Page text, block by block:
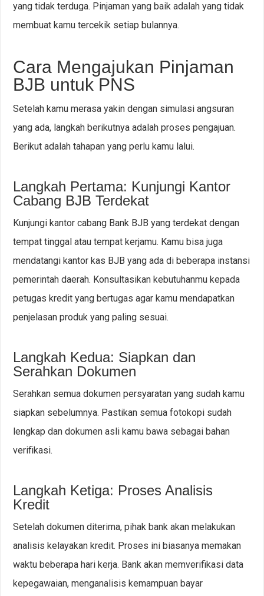
yang tidak terduga. Pinjaman yang baik adalah yang tidak
membuat kamu tercekik setiap bulannya.
Cara Mengajukan Pinjaman
BJB untuk PNS
Setelah kamu merasa yakin dengan simulasi angsuran
yang ada, langkah berikutnya adalah proses pengajuan.
Berikut adalah tahapan yang perlu kamu lalui.
Langkah Pertama: Kunjungi Kantor
Cabang BJB Terdekat
Kunjungi kantor cabang Bank BJB yang terdekat dengan
tempat tinggal atau tempat kerjamu. Kamu bisa juga
mendatangi kantor kas BJB yang ada di beberapa instansi
pemerintah daerah. Konsultasikan kebutuhanmu kepada
petugas kredit yang bertugas agar kamu mendapatkan
penjelasan produk yang paling sesuai.
Langkah Kedua: Siapkan dan
Serahkan Dokumen
Serahkan semua dokumen persyaratan yang sudah kamu
siapkan sebelumnya. Pastikan semua fotokopi sudah
lengkap dan dokumen asli kamu bawa sebagai bahan
verifikasi.
Langkah Ketiga: Proses Analisis
Kredit
Setelah dokumen diterima, pihak bank akan melakukan
analisis kelayakan kredit. Proses ini biasanya memakan
waktu beberapa hari kerja. Bank akan memverifikasi data
kepegawaian, menganalisis kemampuan bayar